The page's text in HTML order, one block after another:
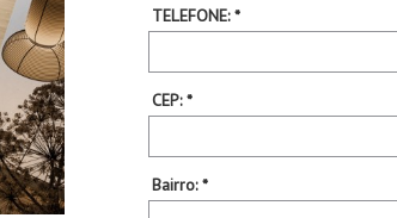
TELEFONE: *
CEP: *
Bairro: *